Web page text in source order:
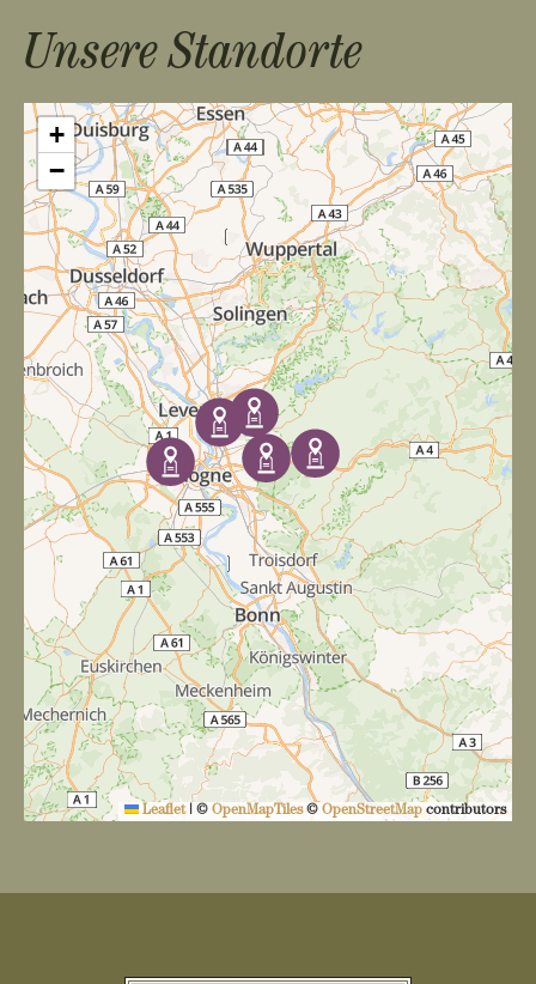
Unsere Standorte
+
−
Leaflet | © OpenMapTiles© OpenStreetMap contributors